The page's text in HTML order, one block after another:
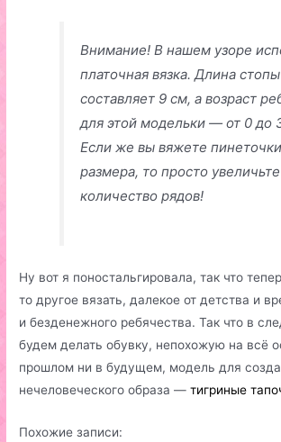
Внимание! В нашем узоре
платочная вязка. Длина стопы
составляет 9 см, а возраст
для этой модельки — от 0 до
Если же вы вяжете
размера, то просто увеличьте
количество рядов!
Ну вот я поностальгировала, так что
то другое вязать, далекое от детства и
и безденежного ребячества. Так что в
будем делать обувку, непохожую на всё
прошлом ни в будущем, модель для
нечеловеческого образа —тигриные
Похожие записи: